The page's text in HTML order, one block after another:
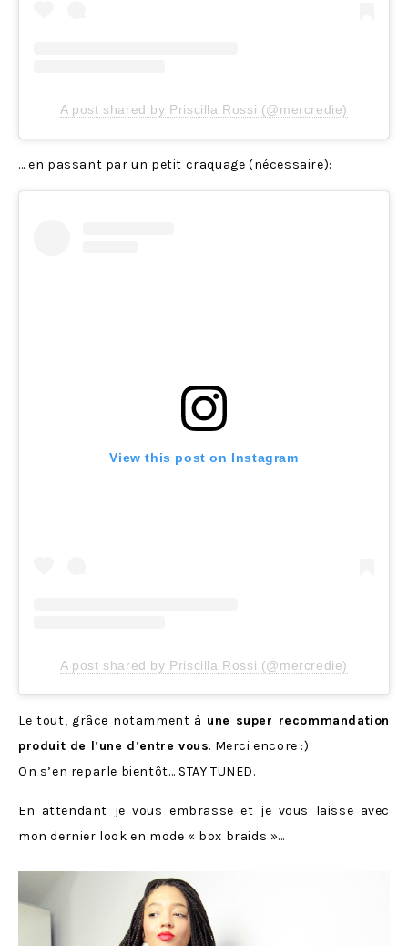
A post shared by Priscilla Rossi (@mercredie)
… en passant par un petit craquage (nécessaire):
View this post on Instagram
A post shared by Priscilla Rossi (@mercredie)
Le tout, grâce notamment à une super recommandation
produit de l’une d’entre vous. Merci encore :)
On s’en reparle bientôt… STAY TUNED.
En attendant je vous embrasse et je vous laisse avec
mon dernier look en mode « box braids »…